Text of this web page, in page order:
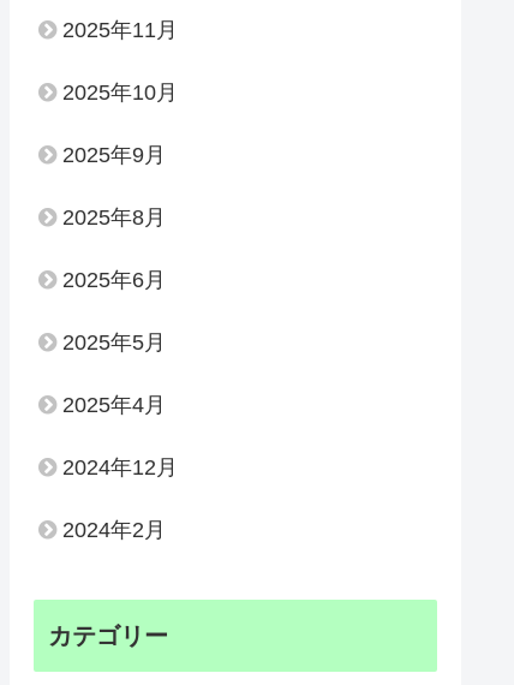
2025年11月
2025年10月
2025年9月
2025年8月
2025年6月
2025年5月
2025年4月
2024年12月
2024年2月
カテゴリー